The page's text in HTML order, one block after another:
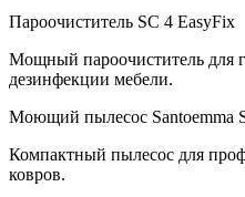
Пароочиститель SC 4 EasyFix
Мощный пароочиститель для
дезинфекции мебели.
Моющий пылесос Santoemma
Компактный пылесос для
ковров.